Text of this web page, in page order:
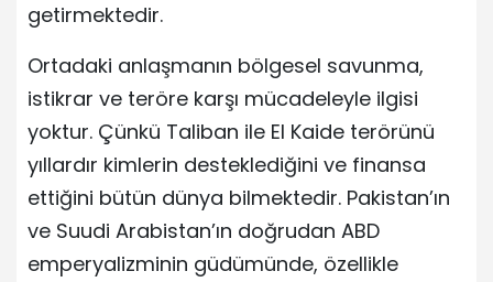
getirmektedir.
Ortadaki anlaşmanın bölgesel savunma,
istikrar ve teröre karşı mücadeleyle ilgisi
yoktur. Çünkü Taliban ile El Kaide terörünü
yıllardır kimlerin desteklediğini ve finansa
ettiğini bütün dünya bilmektedir. Pakistan’ın
ve Suudi Arabistan’ın doğrudan ABD
emperyalizminin güdümünde, özellikle